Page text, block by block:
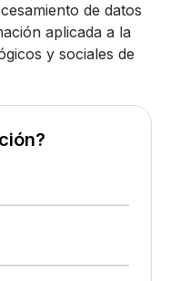
de datos
aplicada a la
y sociales de